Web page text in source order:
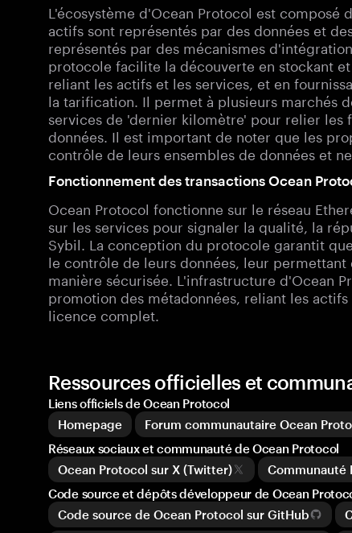
L'écosystème d'Ocean Protocol est
actifs sont représentés par des données et
représentés par des mécanismes
protocole facilite la découverte en stockant
reliant les actifs et les services, et en
la tarification. Il permet à plusieurs marchés
services de 'dernier kilomètre' pour relier les
données. Il est important de noter que les
contrôle de leurs ensembles de données et
Fonctionnement des transactions Ocean
Ocean Protocol fonctionne sur le réseau
sur les services pour signaler la qualité, la
Sybil. La conception du protocole garantit
le contrôle de leurs données, leur
manière sécurisée. L'infrastructure d'Ocean
promotion des métadonnées, reliant les
licence complet.
Ressources officielles et
Liens officiels de Ocean Protocol
Homepage
Forum communautaire Ocean
Réseaux sociaux et communauté de Ocean Protocol
Ocean Protocol sur X (Twitter)
Communauté
Code source et dépôts développeur de Ocean
Code source de Ocean Protocol sur GitHub